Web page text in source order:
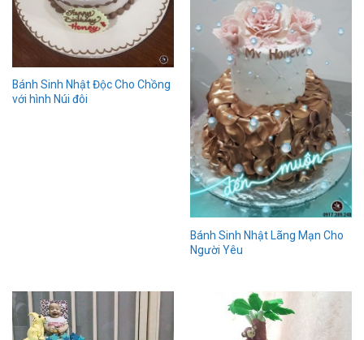
Bánh Sinh Nhật Độc Cho Chồng
với hình Núi đôi
Bánh Sinh Nhật Lãng Mạn Cho
Người Yêu